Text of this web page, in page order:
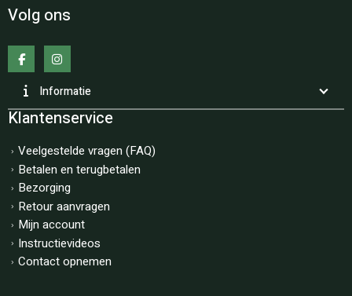
Volg ons
Informatie
Klantenservice
Veelgestelde vragen (FAQ)
Betalen en terugbetalen
Bezorging
Retour aanvragen
Mijn account
Instructievideos
Contact opnemen